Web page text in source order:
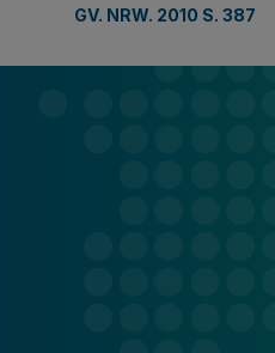
GV. NRW. 2010 S. 387